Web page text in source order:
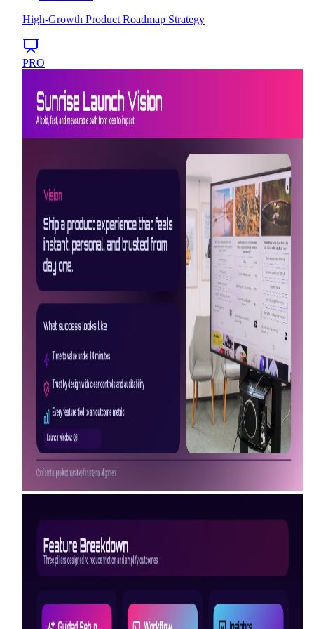
High-Growth Product Roadmap Strategy
PRO